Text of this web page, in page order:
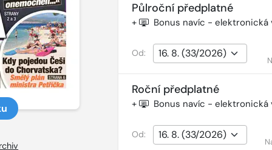
Půlroční předplatné
+ Bonus navíc - elektronická
Od:
Roční předplatné
+ Bonus navíc - elektronická
Od: